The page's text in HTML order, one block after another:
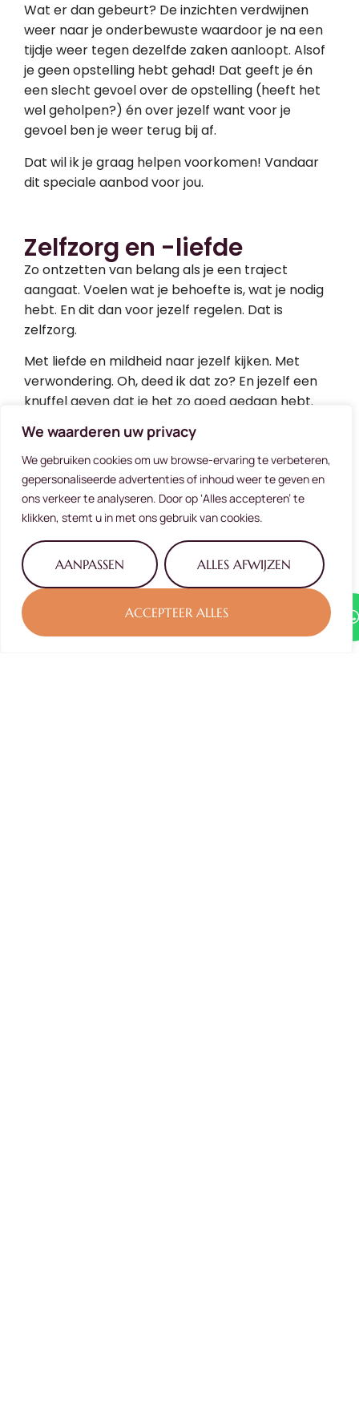
We waarderen uw privacy
We gebruiken cookies om uw browse-ervaring te verbeteren,
gepersonaliseerde advertenties of inhoud weer te geven en
ons verkeer te analyseren. Door op ‘Alles accepteren’ te
klikken, stemt u in met ons gebruik van cookies.
AANPASSEN ALLES AFWIJZEN
ACCEPTEER ALLES
Wat er dan gebeurt? De inzichten verdwijnen
weer naar je onderbewuste waardoor je na een
tijdje weer tegen dezelfde zaken aanloopt. Alsof
je geen opstelling hebt gehad! Dat geeft je én
een slecht gevoel over de opstelling (heeft het
wel geholpen?) én over jezelf want voor je
gevoel ben je weer terug bij af.
Dat wil ik je graag helpen voorkomen! Vandaar
dit speciale aanbod voor jou.
Zelfzorg en -liefde
Zo ontzetten van belang als je een traject
aangaat. Voelen wat je behoefte is, wat je nodig
hebt. En dit dan voor jezelf regelen. Dat is
zelfzorg.
Met liefde en mildheid naar jezelf kijken. Met
verwondering. Oh, deed ik dat zo? En jezelf een
knuffel geven dat je het zo goed gedaan hebt.